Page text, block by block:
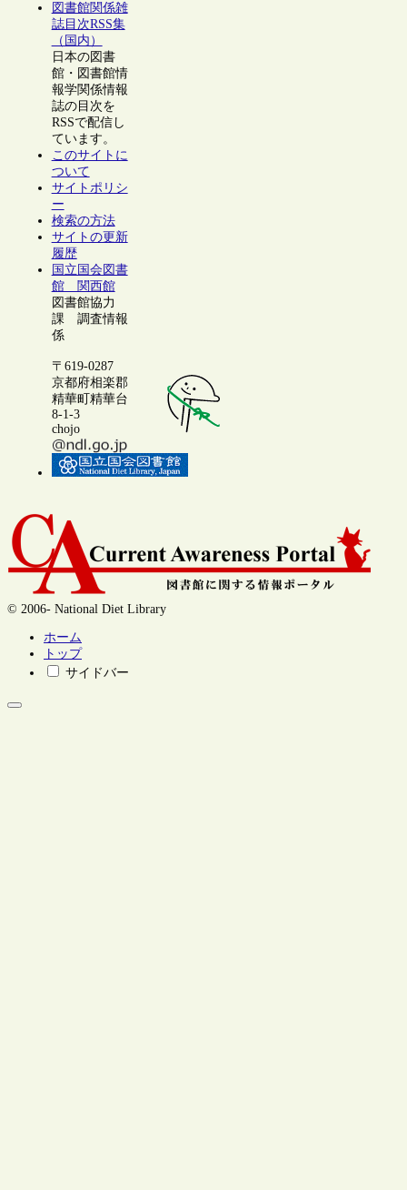
図書館関係雑
誌目次RSS集
（国内）
日本の図書
館・図書館情
報学関係情報
誌の目次を
RSSで配信し
ています。
このサイトに
ついて
サイトポリシ
ー
検索の方法
サイトの更新
履歴
国立国会図書
館 関西館
図書館協力
課 調査情報
係
〒619-0287
京都府相楽郡
精華町精華台
8-1-3
chojo
© 2006- National Diet Library
ホーム
トップ
サイドバー